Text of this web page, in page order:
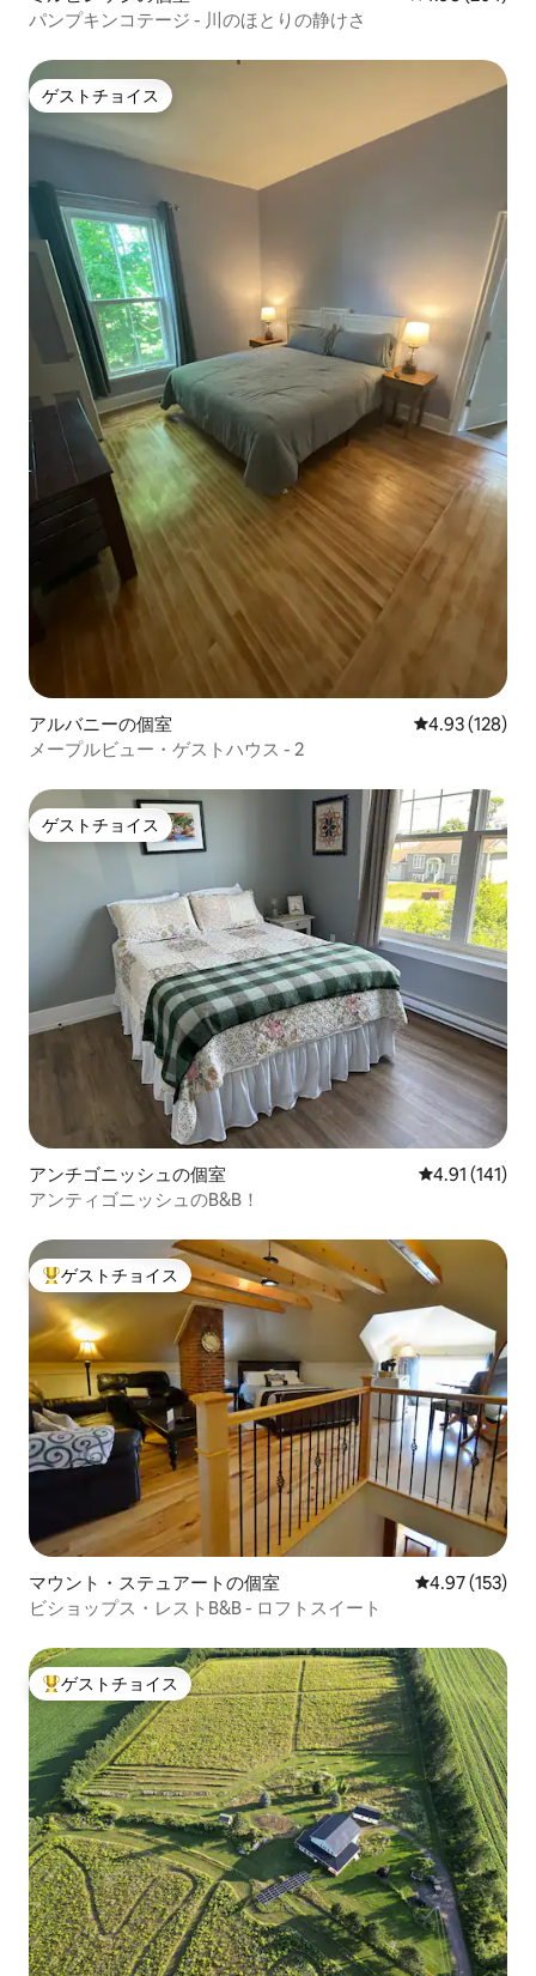
パンプキンコテージ - 川のほとりの静けさ
ゲストチョイス
ゲストチョイス
アルバニーの個室 レビュー128
4.93 (128)
メープルビュー・ゲストハウス - 2
ゲストチョイス
ゲストチョイス
アンチゴニッシュの個室 レビュー141
4.91 (141)
アンティゴニッシュのB&B！
大好評のゲストチョイスです。
ゲストチョイス
マウント・ステュアートの個室 レビュー153
4.97 (153)
ビショップス・レストB&B - ロフトスイート
大好評のゲストチョイスです。
ゲストチョイス